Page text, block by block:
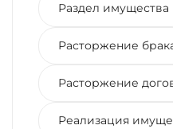
Раздел имущества
Расторжение
Расторжение
Реализация